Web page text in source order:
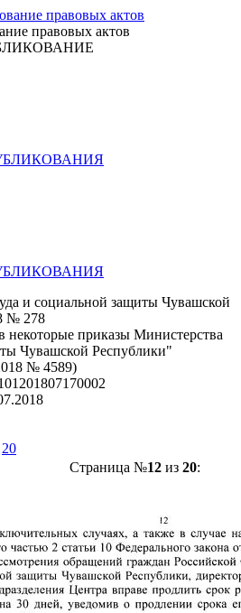
правовых актов
и социальной защиты Чувашской
№ 278
приказы Министерства
Чувашской Республики"
№ 4589)
20
Страница №12 из 20: